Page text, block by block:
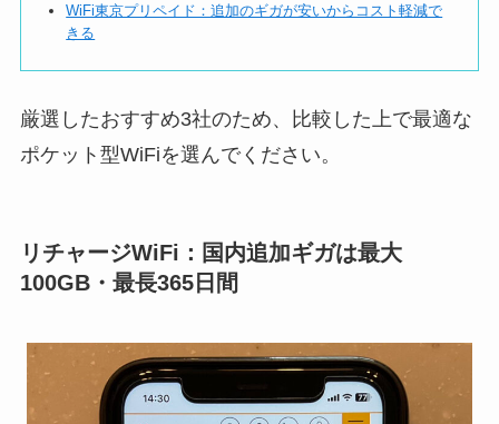
WiFi東京プリペイド：追加のギガが安いからコスト軽減で
きる
厳選したおすすめ3社のため、比較した上で最適な
ポケット型WiFiを選んでください。
リチャージWiFi：国内追加ギガは最大
100GB・最長365日間